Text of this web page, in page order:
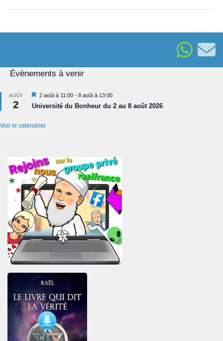
Évènements à venir
AOÛT
2
Mis
en
avant
2 août à 11:00 - 8 août à 13:00
Université du Bonheur du 2 au 8 août 2026
Voir le calendrier